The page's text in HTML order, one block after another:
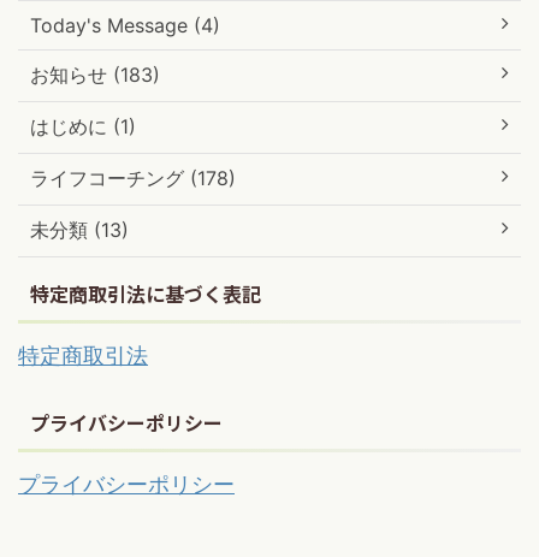
Today's Message (4)
お知らせ (183)
はじめに (1)
ライフコーチング (178)
未分類 (13)
特定商取引法に基づく表記
特定商取引法
プライバシーポリシー
プライバシーポリシー